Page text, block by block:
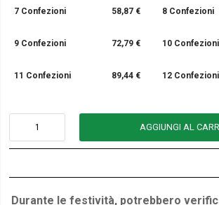
7 Confezioni 58,87 € 8 Confezioni
9 Confezioni 72,79 € 10 Confezioni
11 Confezioni 89,44 € 12 Confezioni
AGGIUNGI AL
Durante le festività, potrebbero